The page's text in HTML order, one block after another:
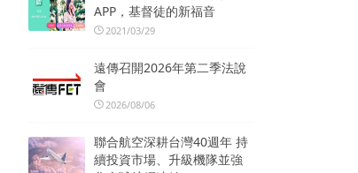
APP，基督徒的新福音
2021/03/29
遠傳召開2026年第二季法說
會
2026/08/06
聯合航空深耕台灣40週年 持
續投資市場、升級機隊並強